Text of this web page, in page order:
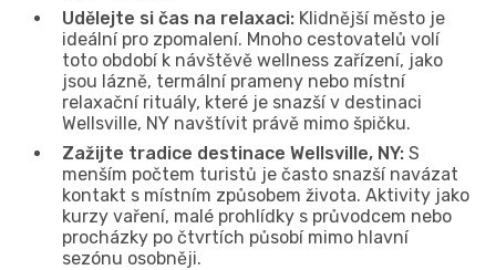
Udělejte si čas na relaxaci: Klidnější město je
ideální pro zpomalení. Mnoho cestovatelů volí
toto období k návštěvě wellness zařízení, jako
jsou lázně, termální prameny nebo místní
relaxační rituály, které je snazší v destinaci
Wellsville, NY navštívit právě mimo špičku.
Zažijte tradice destinace Wellsville, NY: S
menším počtem turistů je často snazší navázat
kontakt s místním způsobem života. Aktivity jako
kurzy vaření, malé prohlídky s průvodcem nebo
procházky po čtvrtích působí mimo hlavní
sezónu osobněji.